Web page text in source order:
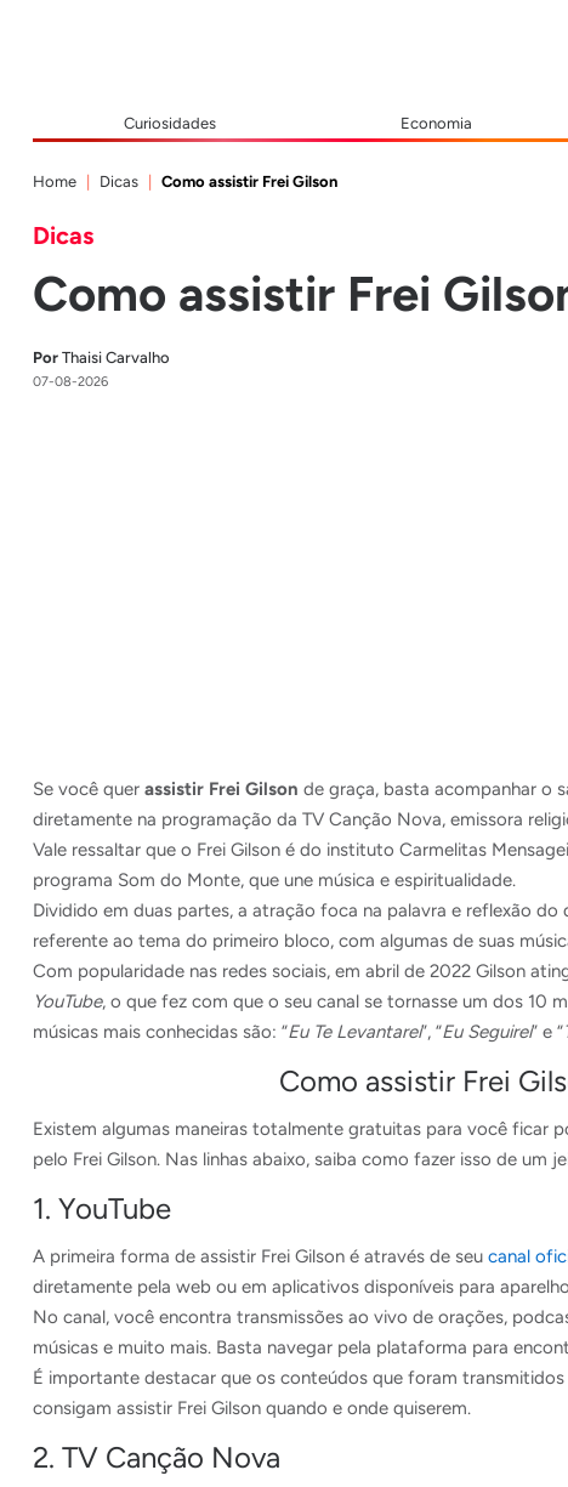
Curiosidades Economia
Home Dicas Como assistir Frei Gilson
Dicas
Como assistir Frei
PorThaisi Carvalho
07-08-2026
Se você quer assistir Frei Gilson de graça, basta acompanhar o
diretamente na programação da TV Canção Nova, emissora
Vale ressaltar que o Frei Gilson é do instituto Carmelitas
programa Som do Monte, que une música e espiritualidade.
Dividido em duas partes, a atração foca na palavra e reflexão do
referente ao tema do primeiro bloco, com algumas de suas
Com popularidade nas redes sociais, em abril de 2022 Gilson
YouTube, o que fez com que o seu canal se tornasse um dos 10
músicas mais conhecidas são: “Eu Te Levantarei”, “Eu Seguirei” e “
Como assistir Frei
Existem algumas maneiras totalmente gratuitas para você ficar
pelo Frei Gilson. Nas linhas abaixo, saiba como fazer isso de um
1. YouTube
A primeira forma de assistir Frei Gilson é através de seu canal
diretamente pela web ou em aplicativos disponíveis para
No canal, você encontra transmissões ao vivo de orações,
músicas e muito mais. Basta navegar pela plataforma para
É importante destacar que os conteúdos que foram
consigam assistir Frei Gilson quando e onde quiserem.
2. TV Canção Nova